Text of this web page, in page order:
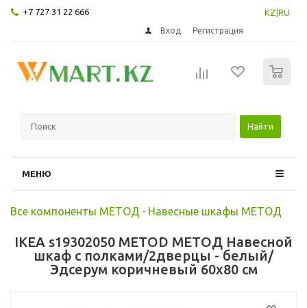
+7 727 31 22 666 KZ RU
Вход Регистрация
Найти
МЕНЮ
Все компоненты МЕТОД - Навесные шкафы МЕТОД
IKEA s19302050 METOD МЕТОД Навесной
шкаф с полками/2дверцы - белый/
Эдсерум коричневый 60x80 см